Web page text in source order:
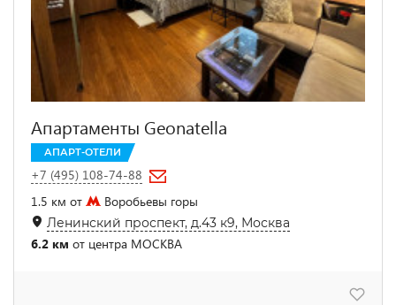
Апартаменты Geonatella
АПАРТ-ОТЕЛИ
+7 (495) 108-74-88
1.5 км от
Воробьевы горы
Ленинский проспект, д.43 к9, Москва
6.2 км от центра МОСКВА